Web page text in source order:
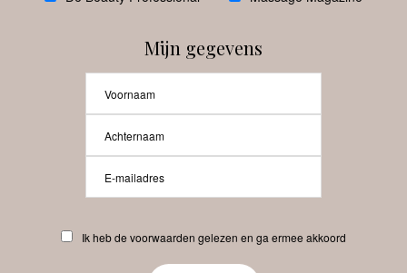
Beauty-Pro.nl
Abonneren Contact
Mijn gegevens
Ik heb de voorwaarden gelezen en ga ermee akkoord